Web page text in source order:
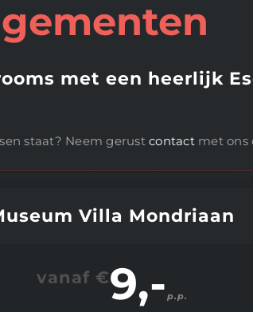
met een heerlijk
staat? Neem gerust contactmet ons
Villa Mondriaan
vanaf €9,- p.p.